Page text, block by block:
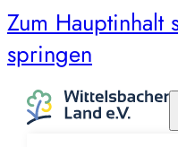
Zum Hauptinhalt
springen